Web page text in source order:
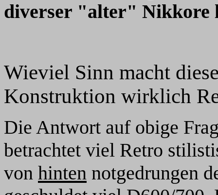
diverser "alter" Nikkore
Wieviel Sinn macht
Konstruktion wirklich
Die Antwort auf obige
betrachtet viel Retro
von hinten notgedrungen